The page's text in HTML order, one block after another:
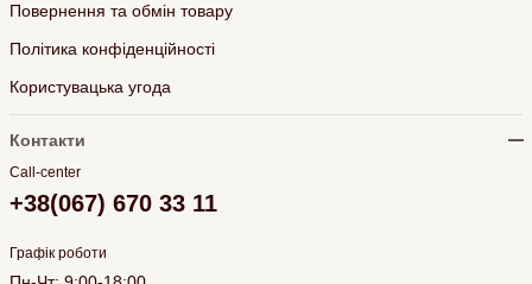
Повернення та обмін товару
Політика конфіденційності
Користувацька угода
Контакти
Call-center
+38(067) 670 33 11
Графік роботи